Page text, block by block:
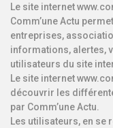
Le site internet
Comm’une Actu
entreprises,
informations, alertes,
utilisateurs du site
Le site internet
découvrir les
par Comm’une Actu.
Les utilisateurs, en se